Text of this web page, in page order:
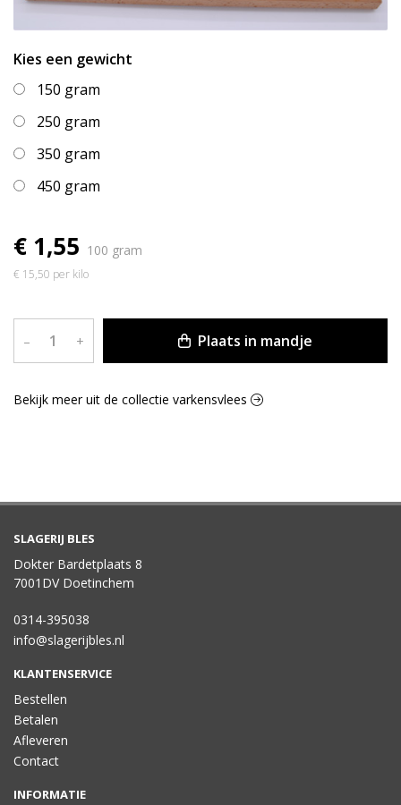
Kies een gewicht
150 gram
250 gram
350 gram
450 gram
€ 1,55 100 gram
€ 15,50 per kilo
– + Plaats in mandje
Bekijk meer uit de collectie varkensvlees
SLAGERIJ BLES
Dokter Bardetplaats 8
7001DV Doetinchem
0314-395038
info@slagerijbles.nl
KLANTENSERVICE
Bestellen
Betalen
Afleveren
Contact
INFORMATIE